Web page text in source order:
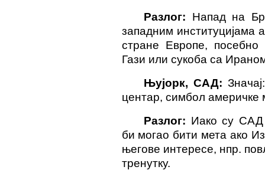
Разлог: Напад на
западним институцијама
стране Европе, посебно
Гази или сукоба са
Њујорк, САД:
центар, симбол америчке
Разлог: Иако су САД
би могао бити мета ако
његове интересе, нпр.
тренутку.